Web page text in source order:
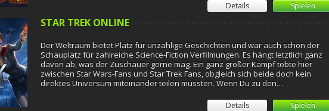
Spielen
Details
STAR TREK ONLINE
Der Weltraum bietet Platz für unzählige Geschichten und war auch schon der
Schauplatz für zahlreiche Science-Fiction Verfilmungen. Es hängt letztlich ganz
davon ab, was der Zuschauer gerne mag. Ein ganz großer Kampf tobte hier
zwischen Star Wars-Fans und Star Trek Fans, obgleich sich beide doch kein
direktes Universum miteinander teilen mussten. Wenn Du zu den…
Spielen
Details